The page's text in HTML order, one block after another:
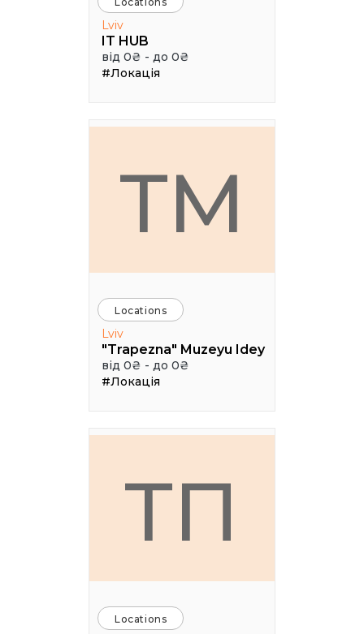
Lviv
IT HUB
від 0₴ - до 0₴
#Локація
TM
Locations
Lviv
"Trapezna" Muzeyu Idey
від 0₴ - до 0₴
#Локація
ТП
Locations